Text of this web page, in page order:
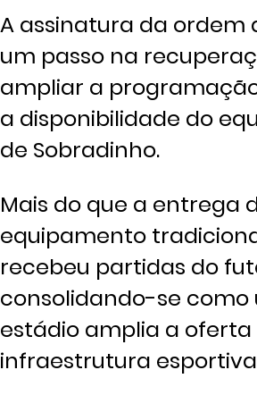
A assinatura da
um passo na
ampliar a
a disponibilidade do
de Sobradinho.
Mais do que a entrega
equipamento
recebeu partidas do
consolidando-se
estádio amplia a
infraestrutura